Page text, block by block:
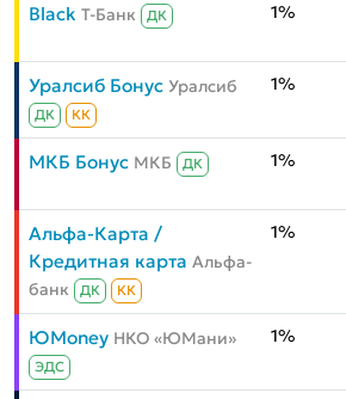
Black Т-Банк ДК 1%
Уралсиб Бонус Уралсиб
ДК КК
1%
МКБ Бонус МКБ ДК 1%
Альфа-Карта /
Кредитная карта Альфа-
банк
ДК КК
1%
ЮMoney НКО «ЮМани»
ЭДС
1%